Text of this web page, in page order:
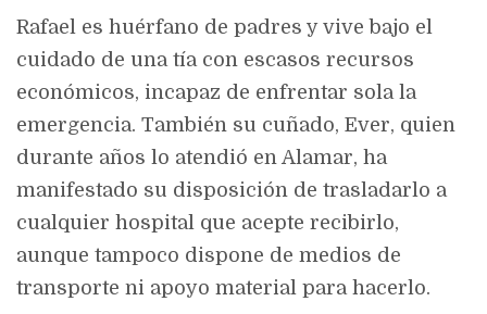
Rafael es huérfano de padres y vive bajo el
cuidado de una tía con escasos recursos
económicos, incapaz de enfrentar sola la
emergencia. También su cuñado, Ever, quien
durante años lo atendió en Alamar, ha
manifestado su disposición de trasladarlo a
cualquier hospital que acepte recibirlo,
aunque tampoco dispone de medios de
transporte ni apoyo material para hacerlo.